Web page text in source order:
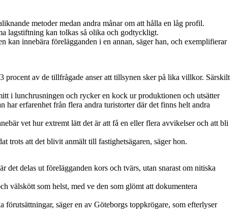
metoder medan andra månar om att hålla en låg profil.
lagstiftning kan tolkas så olika och godtyckligt.
kan innebära förelägganden i en annan, säger han, och exemplifierar
procent av de tillfrågade anser att tillsynen sker på lika villkor. Särskilt
i lunchrusningen och rycker en kock ur produktionen och utsätter
har erfarenhet från flera andra turistorter där det finns helt andra
vet hur extremt lätt det är att få en eller flera avvikelser och att bli
trots att det blivit anmält till fastighetsägaren, säger hon.
det delas ut förelägganden kors och tvärs, utan snarast om nitiska
välskött som helst, med ve den som glömt att dokumentera
säger en av Göteborgs toppkrögare, som efterlyser